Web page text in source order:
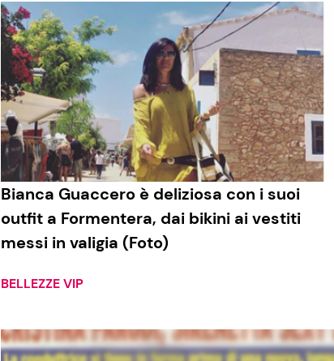
Bianca Guaccero è deliziosa con i suoi
outfit a Formentera, dai bikini ai vestiti
messi in valigia (Foto)
BELLEZZE VIP